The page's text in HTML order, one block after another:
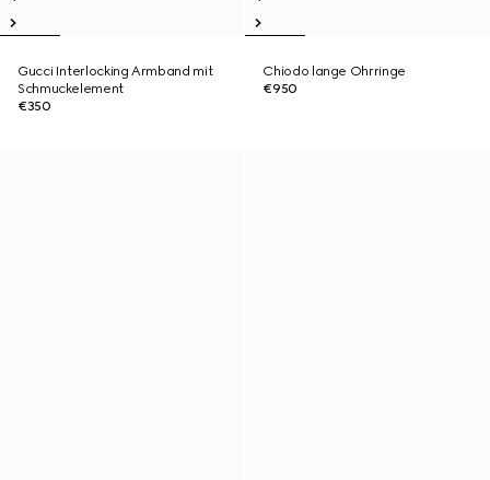
Gucci Interlocking Armband mit
Schmuckelement
€350
Chiodo lange Ohrringe
€950